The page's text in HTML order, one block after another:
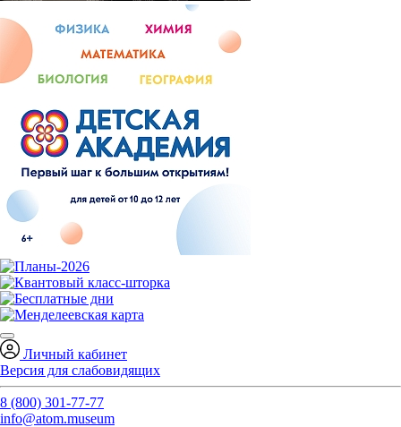
Личный кабинет
Версия для слабовидящих
8 (800) 301-77-77
info@atom.museum